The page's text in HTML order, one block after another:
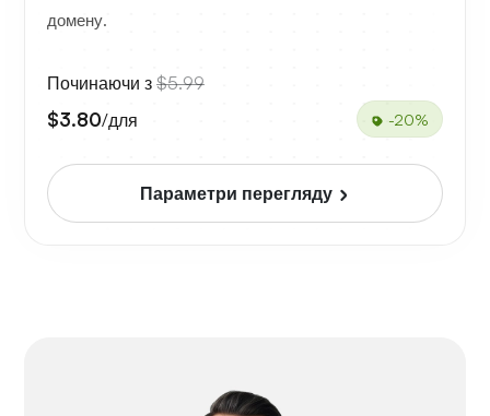
домену.
Починаючи з $5.99
$3.80/для -20%
Параметри перегляду